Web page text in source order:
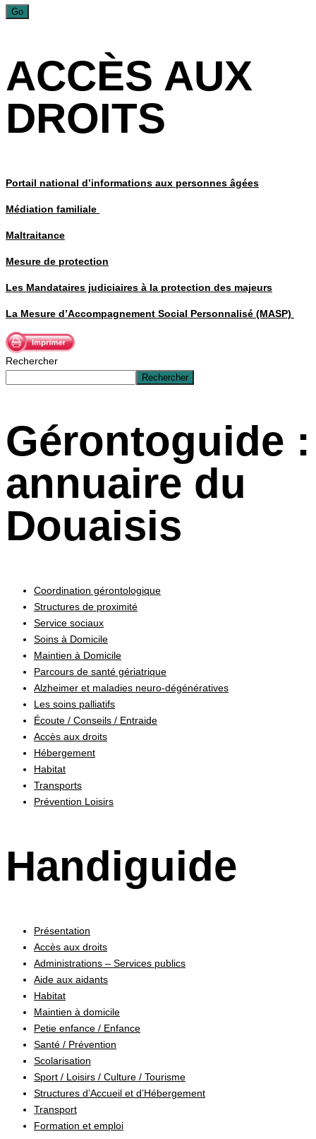
ACCÈS AUX
DROITS
Portail national d’informations aux personnes âgées
Médiation familiale
Maltraitance
Mesure de protection
Les Mandataires judiciaires à la protection des majeurs
La Mesure d’Accompagnement Social Personnalisé (MASP)
Rechercher
Rechercher
Gérontoguide :
annuaire du
Douaisis
Coordination gérontologique
Structures de proximité
Service sociaux
Soins à Domicile
Maintien à Domicile
Parcours de santé gériatrique
Alzheimer et maladies neuro-dégénératives
Les soins palliatifs
Écoute / Conseils / Entraide
Accès aux droits
Hébergement
Habitat
Transports
Prévention Loisirs
Handiguide
Présentation
Accès aux droits
Administrations – Services publics
Aide aux aidants
Habitat
Maintien à domicile
Petie enfance / Enfance
Santé / Prévention
Scolarisation
Sport / Loisirs / Culture / Tourisme
Structures d’Accueil et d’Hébergement
Transport
Formation et emploi